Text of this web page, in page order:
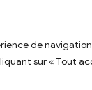
de
sur « Tout